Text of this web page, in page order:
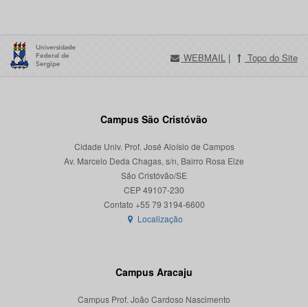
WEBMAIL | Topo do Site
Campus São Cristóvão
Cidade Univ. Prof. José Aloísio de Campos
Av. Marcelo Deda Chagas, s/n, Bairro Rosa Elze
São Cristóvão/SE
CEP 49107-230
Localização
Campus Aracaju
Campus Prof. João Cardoso Nascimento